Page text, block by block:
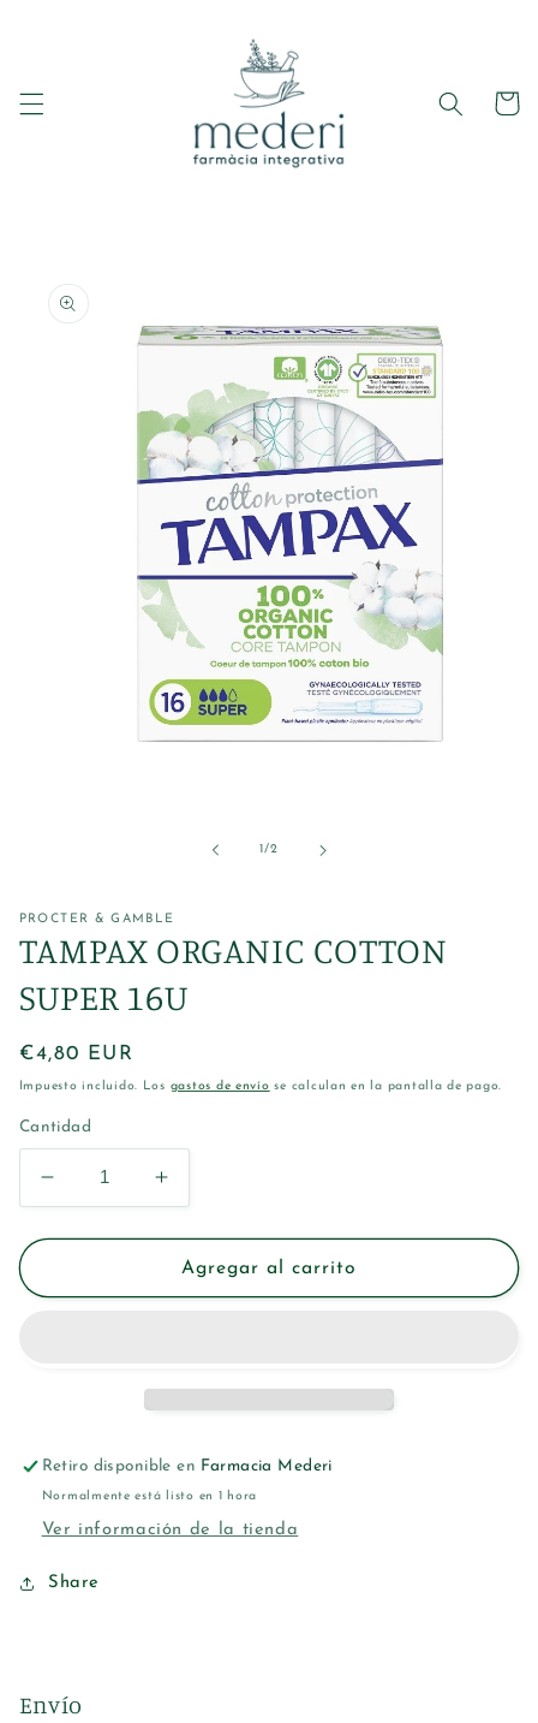
Carrito
a la
información
modal
1/de
2
PROCTER & GAMBLE
TAMPAX ORGANIC COTTON
SUPER 16U
Precio
habitual
€4,80 EUR
Impuesto incluido. Los gastos de envío se calculan en la pantalla de pago.
Cantidad
Reducir
cantidad
para
ORGANIC
Aumentar
cantidad
para
TAMPAX
ORGANIC
Agregar al carrito
Retiro disponible en Farmacia Mederi
Normalmente está listo en 1 hora
Ver información de la tienda
Share
Envío